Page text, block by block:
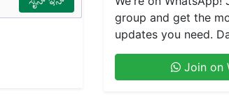
group and get the
updates you need.
Join on